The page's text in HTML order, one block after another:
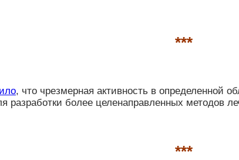
***
, что чрезмерная активность в определенной
разработки более целенаправленных методов
***